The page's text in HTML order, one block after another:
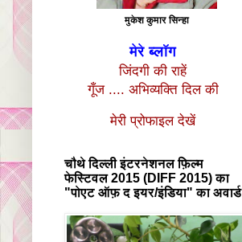
मुकेश कुमार सिन्हा
मेरे ब्लॉग
जिंदगी की राहें
गूँज .... अभिव्यक्ति दिल की
मेरी प्रोफाइल देखें
चौथे दिल्ली इंटरनेशनल फ़िल्म
फेस्टिवल 2015 (DIFF 2015) का
"पोएट ऑफ़ द इयर/इंडिया" का अवार्ड